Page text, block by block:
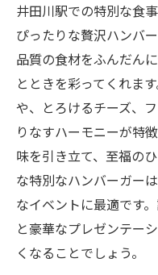
井田川駅での特別な食
ぴったりな贅沢ハンバ
品質の食材をふんだん
とときを彩ってくれま
や、とろけるチーズ、
りなすハーモニーが特
味を引き立て、至福の
な特別なハンバーガー
なイベントに最適です
と豪華なプレゼンテー
くなることでしょう。